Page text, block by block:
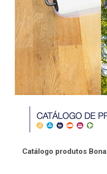
Catálogo produtos Bona